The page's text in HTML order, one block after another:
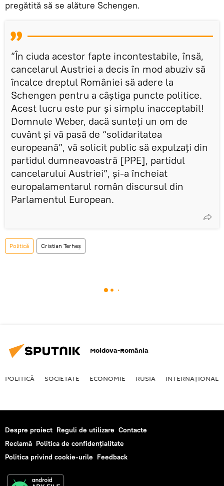
pregătită să se alăture Schengen.
”În ciuda acestor fapte incontestabile, însă,
cancelarul Austriei a decis în mod abuziv să
încalce dreptul României să adere la
Schengen pentru a câștiga puncte politice.
Acest lucru este pur și simplu inacceptabil!
Domnule Weber, dacă sunteți un om de
cuvânt și vă pasă de “solidaritatea
europeană”, vă solicit public să expulzați din
partidul dumneavoastră [PPE], partidul
cancelarului Austriei”, și-a încheiat
europalamentarul român discursul din
Parlamentul European.
Politică Cristian Terheș
Moldova-România
POLITICĂ SOCIETATE ECONOMIE RUSIA INTERNAŢIONAL
Despre proiect Reguli de utilizare Contacte
Reclamă Politica de confidențialitate
Politica privind cookie-urile Feedback